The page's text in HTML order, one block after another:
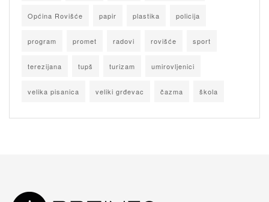
Općina Rovišće papir plastika policija
program promet radovi rovišće sport
terezijana tupš turizam umirovljenici
velika pisanica veliki grđevac čazma škola